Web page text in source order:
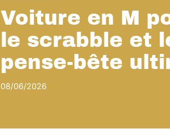
Voiture en M
le scrabble et
pense-bête
08/06/2026